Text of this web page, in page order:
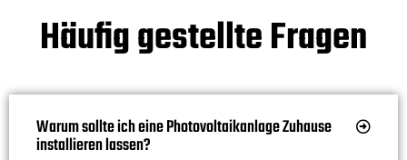
Häufig gestellte Fragen
Warum sollte ich eine Photovoltaikanlage Zuhause
installieren lassen?